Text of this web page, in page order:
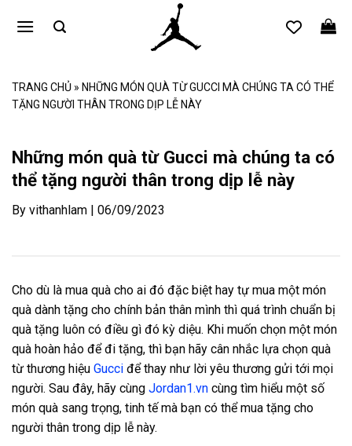
qua
TRANG CHỦ » NHỮNG MÓN QUÀ TỪ GUCCI MÀ CHÚNG TA CÓ THỂ
TẶNG NGƯỜI THÂN TRONG DỊP LỄ NÀY
Những món quà từ Gucci mà chúng ta có
thể tặng người thân trong dịp lễ này
By vithanhlam | 06/09/2023
Cho dù là mua quà cho ai đó đặc biệt hay tự mua một món
quà dành tặng cho chính bản thân mình thì quá trình chuẩn bị
quà tặng luôn có điều gì đó kỳ diệu. Khi muốn chọn một món
quà hoàn hảo để đi tặng, thì bạn hãy cân nhắc lựa chọn quà
từ thương hiệu Gucci để thay như lời yêu thương gửi tới mọi
người. Sau đây, hãy cùng Jordan1.vn cùng tìm hiểu một số
món quà sang trọng, tinh tế mà bạn có thể mua tặng cho
người thân trong dịp lễ này.